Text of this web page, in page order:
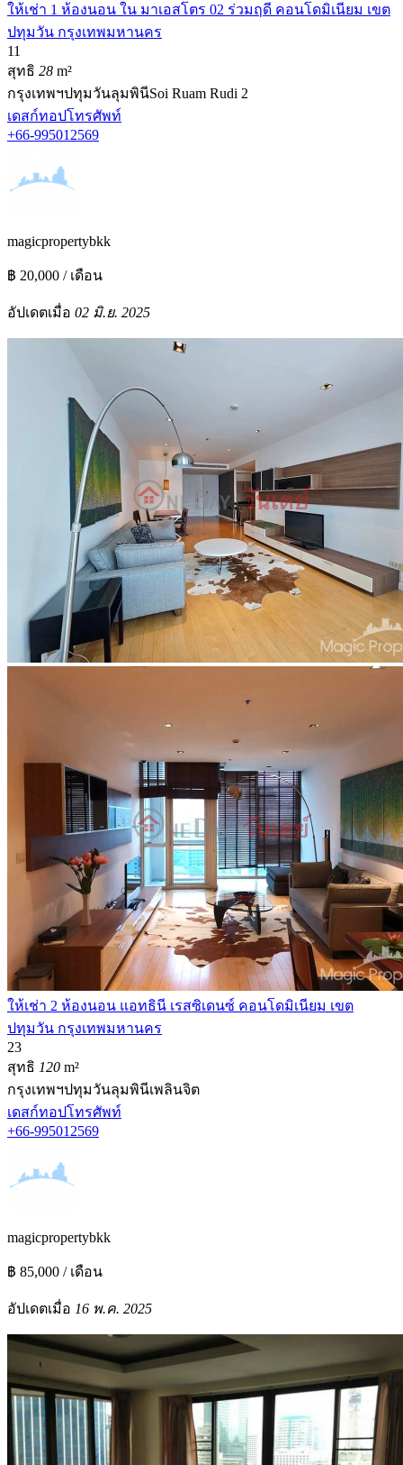
ให้เช่า 1 ห้องนอน ใน มาเอสโตร 02 ร่วมฤดี คอนโดมิเนียม เขต
ปทุมวัน กรุงเทพมหานคร
11
สุทธิ 28 m²
กรุงเทพฯปทุมวันลุมพินีSoi Ruam Rudi 2
เดสก์ทอปโทรศัพท์
+66-995012569
magicpropertybkk
฿ 20,000 / เดือน
อัปเดตเมื่อ 02 มิ.ย. 2025
ให้เช่า 2 ห้องนอน แอทธินี เรสซิเดนซ์ คอนโดมิเนียม เขต
ปทุมวัน กรุงเทพมหานคร
23
สุทธิ 120 m²
กรุงเทพฯปทุมวันลุมพินีเพลินจิต
เดสก์ทอปโทรศัพท์
+66-995012569
magicpropertybkk
฿ 85,000 / เดือน
อัปเดตเมื่อ 16 พ.ค. 2025